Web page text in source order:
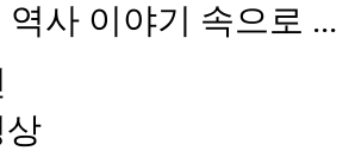
사 이야기 속으로 ...
상